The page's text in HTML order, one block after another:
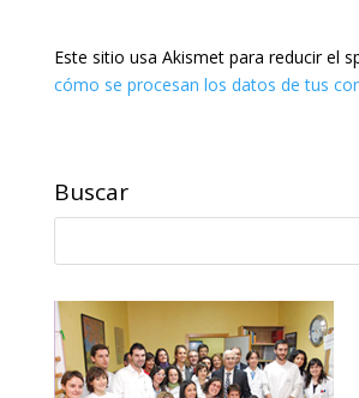
Este sitio usa Akismet para reducir el
cómo se procesan los datos de tus
Buscar